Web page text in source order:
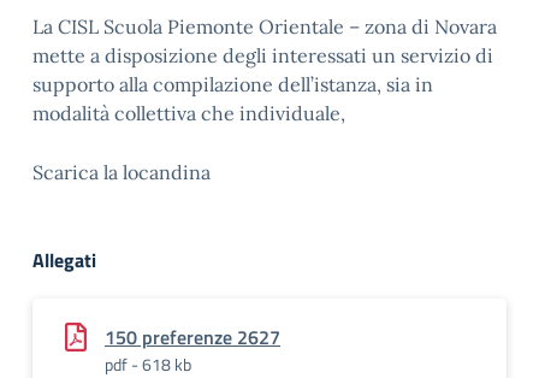
La CISL Scuola Piemonte Orientale – zona di Novara
mette a disposizione degli interessati un servizio di
supporto alla compilazione dell’istanza, sia in
modalità collettiva che individuale,
Scarica la locandina
Allegati
150 preferenze 2627
pdf - 618 kb